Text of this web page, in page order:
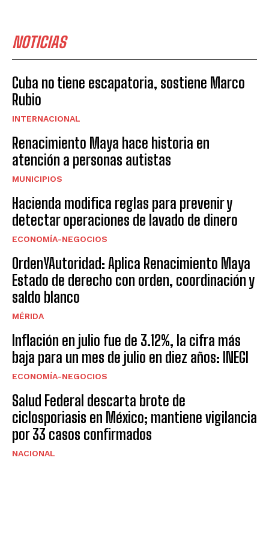
NOTICIAS
Cuba no tiene escapatoria, sostiene Marco
Rubio
INTERNACIONAL
Renacimiento Maya hace historia en
atención a personas autistas
MUNICIPIOS
Hacienda modifica reglas para prevenir y
detectar operaciones de lavado de dinero
ECONOMÍA-NEGOCIOS
OrdenYAutoridad: Aplica Renacimiento Maya
Estado de derecho con orden, coordinación y
saldo blanco
MÉRIDA
Inflación en julio fue de 3.12%, la cifra más
baja para un mes de julio en diez años: INEGI
ECONOMÍA-NEGOCIOS
Salud Federal descarta brote de
ciclosporiasis en México; mantiene vigilancia
por 33 casos confirmados
NACIONAL